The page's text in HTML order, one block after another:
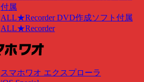
付属
ALL★Recorder DVD作成ソフト付属
ALL★Recorder
スマホワオ エクスプローラ